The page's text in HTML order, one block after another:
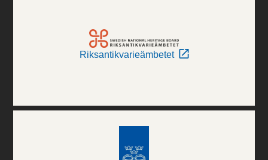
Riksantikvarieämbetet